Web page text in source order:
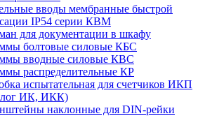
вводы мембранные быстрой
IP54 серии КВМ
для документации в шкафу
болтовые силовые КБС
вводные силовые КВС
распределительные КР
испытательная для счетчиков ИКП
ИК, ИКК)
наклонные для DIN-рейки